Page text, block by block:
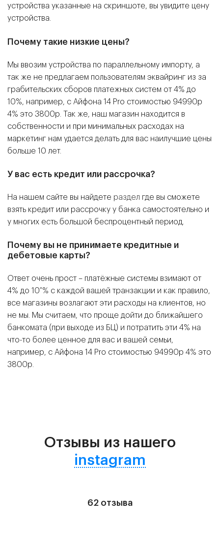
устройства указанные на скриншоте, вы увидите цену
устройства.
Почему такие низкие цены?
Мы ввозим устройства по параллельному импорту, а
так же не предлагаем пользователям эквайринг из за
грабительских сборов платежных систем от 4% до
10%, например, с Айфона 14 Pro стоимостью 94990р
4% это 3800р. Так же, наш магазин находится в
собственности и при минимальных расходах на
маркетинг нам удается делать для вас наилучшие цены
больше 10 лет.
У вас есть кредит или рассрочка?
На нашем сайте вы найдете раздел где вы сможете
взять кредит или рассрочку у банка самостоятельно и
у многих есть большой беспроцентный период.
Почему вы не принимаете кредитные и
дебетовые карты?
Ответ очень прост – платёжные системы взимают от
4% до 10 % с каждой вашей транзакции и как правило,
все магазины возлагают эти расходы на клиентов, но
не мы. Мы считаем, что проще дойти до ближайшего
банкомата (при выходе из БЦ) и потратить эти 4% на
что-то более ценное для вас и вашей семьи,
например, с Айфона 14 Pro стоимостью 94990р 4% это
3800р.
Отзывы из нашего
instagram
62 отзыва